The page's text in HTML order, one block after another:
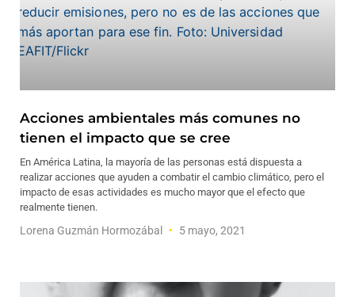
Acciones ambientales más comunes no
tienen el impacto que se cree
En América Latina, la mayoría de las personas está dispuesta a
realizar acciones que ayuden a combatir el cambio climático, pero el
impacto de esas actividades es mucho mayor que el efecto que
realmente tienen.
Lorena Guzmán Hormozábal 5 mayo, 2021